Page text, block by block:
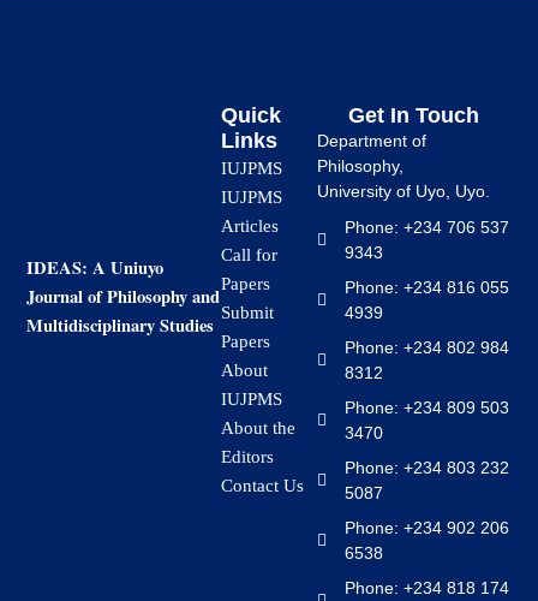
IDEAS: A Uniuyo
Journal of Philosophy and
Multidisciplinary Studies
Quick
Links
IUJPMS
IUJPMS
Articles
Call for
Papers
Submit
Papers
About
IUJPMS
About the
Editors
Contact Us
Get In Touch
Department of
Philosophy,
University of Uyo, Uyo.
Phone: +234 706 537
9343
Phone: +234 816 055
4939
Phone: +234 802 984
8312
Phone: +234 809 503
3470
Phone: +234 803 232
5087
Phone: +234 902 206
6538
Phone: +234 818 174